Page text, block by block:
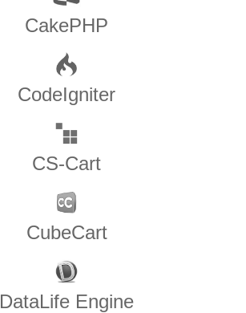
CakePHP
CodeIgniter
CS-Cart
CubeCart
DataLife Engine